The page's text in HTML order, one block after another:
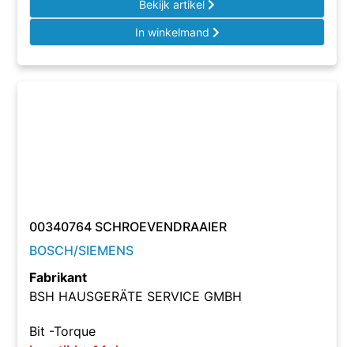
Bekijk artikel
In winkelmand
00340764 SCHROEVENDRAAIER
BOSCH/SIEMENS
Fabrikant
BSH HAUSGERÄTE SERVICE GMBH
Bit -Torque